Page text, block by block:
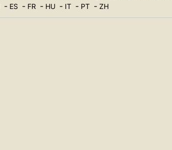
- ES- FR- HU- IT- PT- ZH